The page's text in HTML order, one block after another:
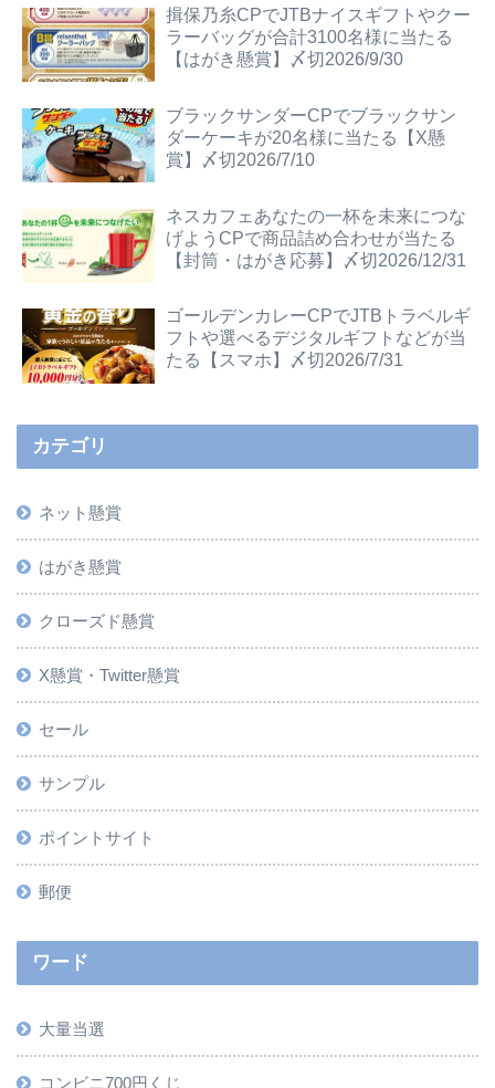
揖保乃糸CPでJTBナイスギフトやクー
ラーバッグが合計3100名様に当たる
【はがき懸賞】〆切2026/9/30
ブラックサンダーCPでブラックサン
ダーケーキが20名様に当たる【X懸
賞】〆切2026/7/10
ネスカフェあなたの一杯を未来につな
げようCPで商品詰め合わせが当たる
【封筒・はがき応募】〆切2026/12/31
ゴールデンカレーCPでJTBトラベルギ
フトや選べるデジタルギフトなどが当
たる【スマホ】〆切2026/7/31
カテゴリ
ネット懸賞
はがき懸賞
クローズド懸賞
X懸賞・Twitter懸賞
セール
サンプル
ポイントサイト
郵便
ワード
大量当選
コンビニ700円くじ